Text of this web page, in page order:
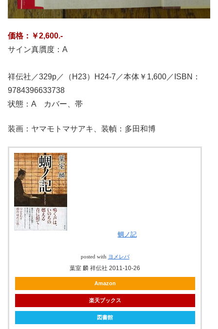
価格：￥2,600.-
サイン真贋度：A
祥伝社／329p／（H23）H24-7／本体￥1,600／ISBN：
9784396633738
状態：A カバー、帯
装画：ヤマモトマサアキ、装幀：多田和博
蜩ノ記
posted with ヨメレバ
葉室 麟 祥伝社 2011-10-26
Amazon
楽天ブックス
図書館